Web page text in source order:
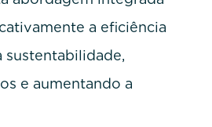
a eficiência
sustentabilidade,
e aumentando a